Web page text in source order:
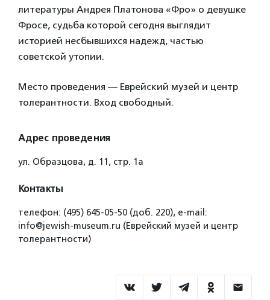
литературы Андрея Платонова «Фро» о девушке
Фросе, судьба которой сегодня выглядит
историей несбывшихся надежд, частью
советской утопии.
Место проведения — Еврейский музей и центр
толерантности. Вход свободный.
Адрес проведения
ул. Образцова, д. 11, стр. 1а
Контакты
телефон: (495) 645-05-50 (доб. 220), e-mail:
info@jewish-museum.ru (Еврейский музей и центр
толерантности)